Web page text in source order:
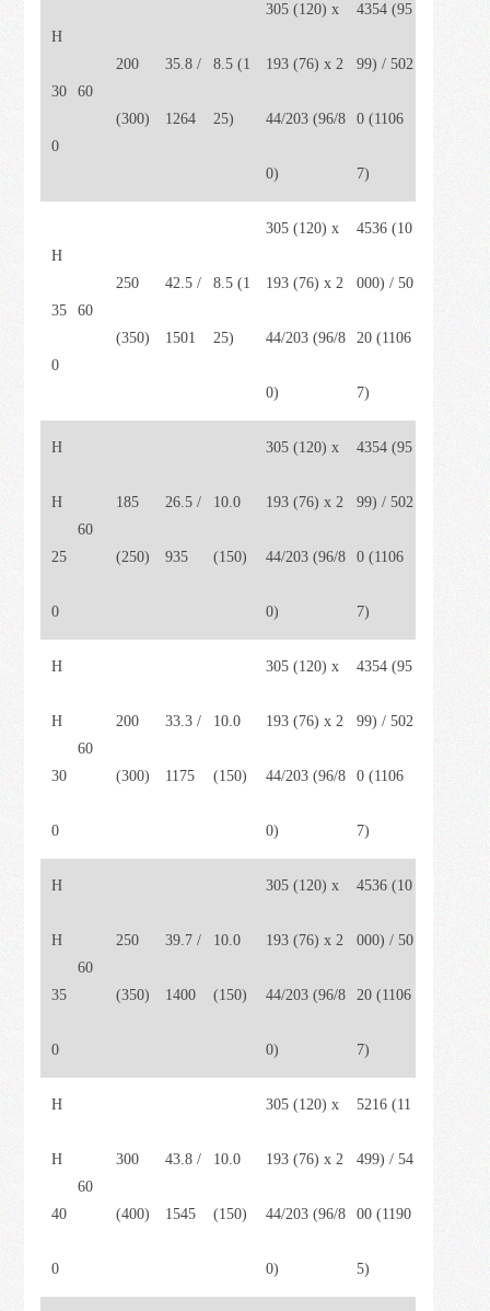
H
30
0
60
200
(300)
35.8 /
1264
8.5 (1
25)
305 (120) x
193 (76) x 2
44/203 (96/8
0)
4354 (95
99) / 502
0 (1106
7)
H
35
0
60
250
(350)
42.5 /
1501
8.5 (1
25)
305 (120) x
193 (76) x 2
44/203 (96/8
0)
4536 (10
000) / 50
20 (1106
7)
H
H
25
0
60
185
(250)
26.5 /
935
10.0
(150)
305 (120) x
193 (76) x 2
44/203 (96/8
0)
4354 (95
99) / 502
0 (1106
7)
H
H
30
0
60
200
(300)
33.3 /
1175
10.0
(150)
305 (120) x
193 (76) x 2
44/203 (96/8
0)
4354 (95
99) / 502
0 (1106
7)
H
H
35
0
60
250
(350)
39.7 /
1400
10.0
(150)
305 (120) x
193 (76) x 2
44/203 (96/8
0)
4536 (10
000) / 50
20 (1106
7)
H
H
40
0
60
300
(400)
43.8 /
1545
10.0
(150)
305 (120) x
193 (76) x 2
44/203 (96/8
0)
5216 (11
499) / 54
00 (1190
5)